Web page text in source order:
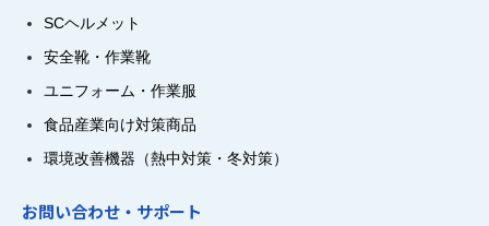
SCヘルメット
安全靴・作業靴
ユニフォーム・作業服
食品産業向け対策商品
環境改善機器（熱中対策・冬対策）
お問い合わせ・サポート